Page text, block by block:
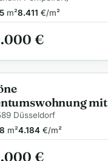
m²8.411 €/m²
€
mit
und kleinem
am
Elbroich
Düsseldorf
m²4.184€/m²
€